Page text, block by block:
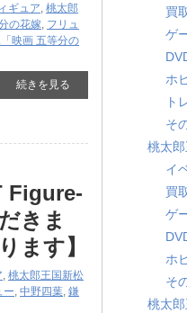
ギュア 桃太郎
の花嫁 フリュ
映画 五等分の
続きを見る
​Figure-
きま
ます】
桃太郎王国新松
ー 中野四葉 鎌
買
ゲ
ホ
ト
そ
桃太
イ
買
ゲ
ホ
そ
桃太